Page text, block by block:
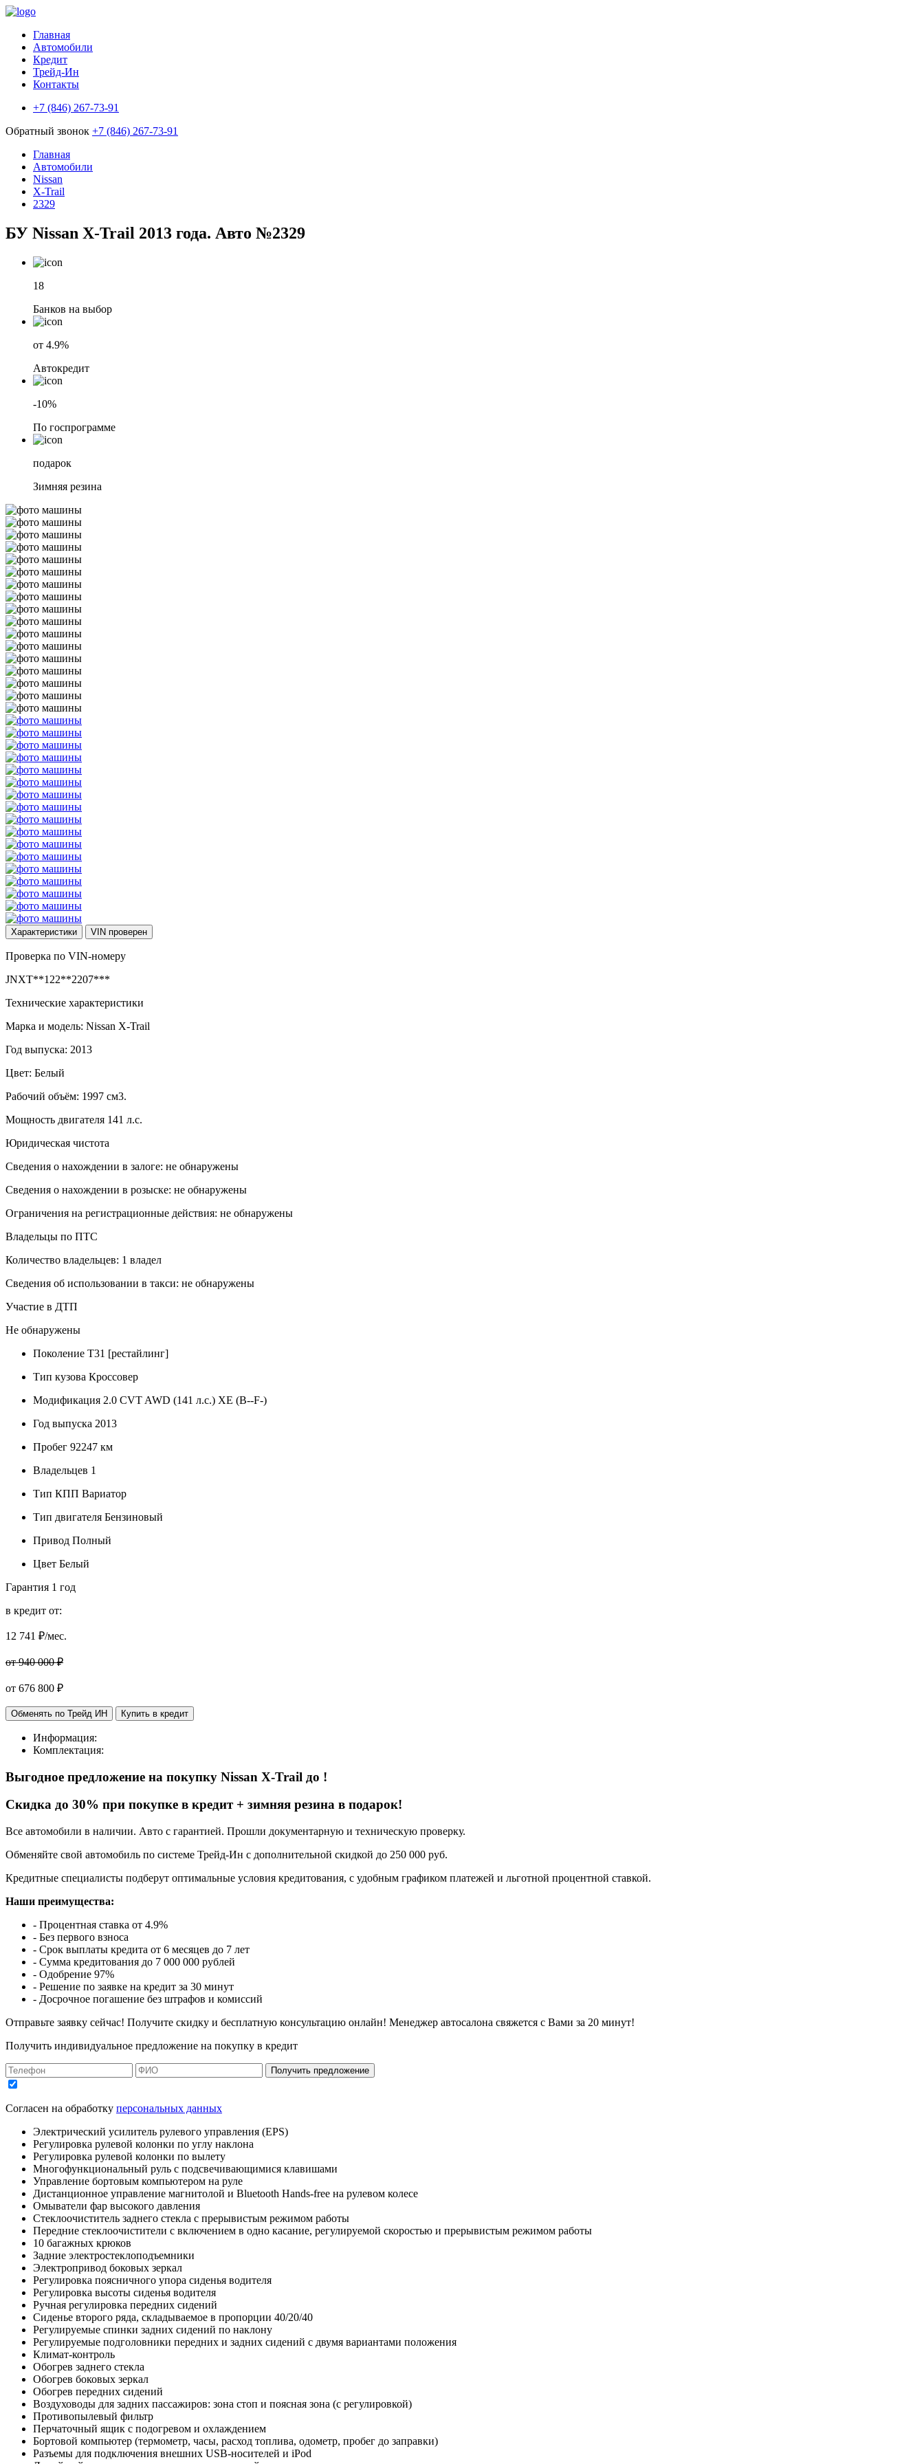
Главная
Автомобили
Кредит
Трейд-Ин
Контакты
+7 (846) 267-73-91
Обратный звонок +7 (846) 267-73-91
Главная
Автомобили
Nissan
X-Trail
2329
БУ Nissan X-Trail 2013 года. Авто №2329
18
Банков на выбор
от 4.9%
Автокредит
-10%
По госпрограмме
подарок
Зимняя резина
Характеристики VIN проверен
Проверка по VIN-номеру
JNXT**122**2207***
Технические характеристики
Марка и модель: Nissan X-Trail
Год выпуска: 2013
Цвет: Белый
Рабочий объём: 1997 см3.
Мощность двигателя 141 л.с.
Юридическая чистота
Сведения о нахождении в залоге: не обнаружены
Сведения о нахождении в розыске: не обнаружены
Ограничения на регистрационные действия: не обнаружены
Владельцы по ПТС
Количество владельцев: 1 владел
Сведения об использовании в такси: не обнаружены
Участие в ДТП
Не обнаружены
Поколение T31 [рестайлинг]
Тип кузова Кроссовер
Модификация 2.0 CVT AWD (141 л.с.) XE (B--F-)
Год выпуска 2013
Пробег 92247 км
Владельцев 1
Тип КПП Вариатор
Тип двигателя Бензиновый
Привод Полный
Цвет Белый
Гарантия 1 год
в кредит от:
12 741 ₽/мес.
от 940 000 ₽
от 676 800 ₽
Обменять по Трейд ИН Купить в кредит
Информация:
Комплектация:
Выгодное предложение на покупку Nissan X-Trail до !
Cкидка до 30% при покупке в кредит + зимняя резина в подарок!
Все автомобили в наличии. Авто с гарантией. Прошли документарную и техническую проверку.
Обменяйте свой автомобиль по системе Трейд-Ин с дополнительной скидкой до 250 000 руб.
Кредитные специалисты подберут оптимальные условия кредитования, с удобным графиком платежей и льготной процентной ставкой.
Наши преимущества:
- Процентная ставка от 4.9%
- Без первого взноса
- Срок выплаты кредита от 6 месяцев до 7 лет
- Сумма кредитования до 7 000 000 рублей
- Одобрение 97%
- Решение по заявке на кредит за 30 минут
- Досрочное погашение без штрафов и комиссий
Отправьте заявку сейчас! Получите скидку и бесплатную консультацию онлайн! Менеджер автосалона свяжется с Вами за 20 минут!
Получить индивидуальное предложение на покупку в кредит
Получить предложение
Согласен на обработку персональных данных
Электрический усилитель рулевого управления (EPS)
Регулировка рулевой колонки по углу наклона
Регулировка рулевой колонки по вылету
Многофункциональный руль c подсвечивающимися клавишами
Управление бортовым компьютером на руле
Дистанционное управление магнитолой и Bluetooth Hands-free на рулевом колесе
Омыватели фар высокого давления
Стеклоочиститель заднего стекла с прерывистым режимом работы
Передние стеклоочистители с включением в одно касание, регулируемой скоростью и прерывистым режимом работы
10 багажных крюков
Задние электростеклоподъемники
Электропривод боковых зеркал
Регулировка поясничного упора сиденья водителя
Регулировка высоты сиденья водителя
Ручная регулировка передних сидений
Сиденье второго ряда, складываемое в пропорции 40/20/40
Регулируемые спинки задних сидений по наклону
Регулируемые подголовники передних и задних сидений с двумя вариантами положения
Климат-контроль
Обогрев заднего стекла
Обогрев боковых зеркал
Обогрев передних сидений
Воздуховоды для задних пассажиров: зона стоп и поясная зона (с регулировкой)
Противопылевый фильтр
Перчаточный ящик с подогревом и охлаждением
Бортовой компьютер (термометр, часы, расход топлива, одометр, пробег до заправки)
Разъемы для подключения внешних USB-носителей и iPod